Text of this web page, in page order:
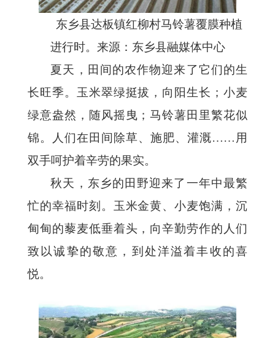
东乡县达板镇红柳村马铃薯覆膜种植
进行时。来源：东乡县融媒体中心
夏天，田间的农作物迎来了它们的生
长旺季。玉米翠绿挺拔，向阳生长；小麦
绿意盎然，随风摇曳；马铃薯田里繁花似
锦。人们在田间除草、施肥、灌溉……用
双手呵护着辛劳的果实。
秋天，东乡的田野迎来了一年中最繁
忙的幸福时刻。玉米金黄、小麦饱满，沉
甸甸的藜麦低垂着头，向辛勤劳作的人们
致以诚挚的敬意，到处洋溢着丰收的喜
悦。